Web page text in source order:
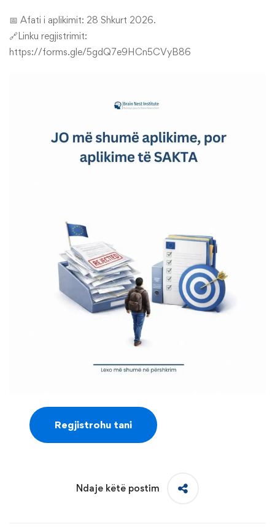
📅 Afati i aplikimit: 28 Shkurt 2026.
🔗Linku regjistrimit:
https://forms.gle/5gdQ7e9HCn5CVyB86
Regjistrohu tani
Ndaje këtë postim